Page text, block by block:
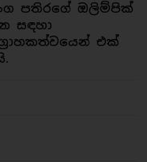
පතිරගේ ඔලිම්පික්
සඳහා
එක්